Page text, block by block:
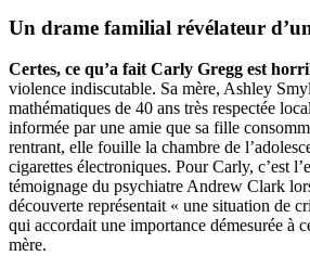
Un drame familial révélateur
Certes, ce qu’a fait Carly Gregg est
violence indiscutable. Sa mère, Ashley
mathématiques de 40 ans très respectée
informée par une amie que sa fille
rentrant, elle fouille la chambre de
cigarettes électroniques. Pour Carly, c’est
témoignage du psychiatre Andrew Clark
découverte représentait « une situation de
qui accordait une importance démesurée à
mère.